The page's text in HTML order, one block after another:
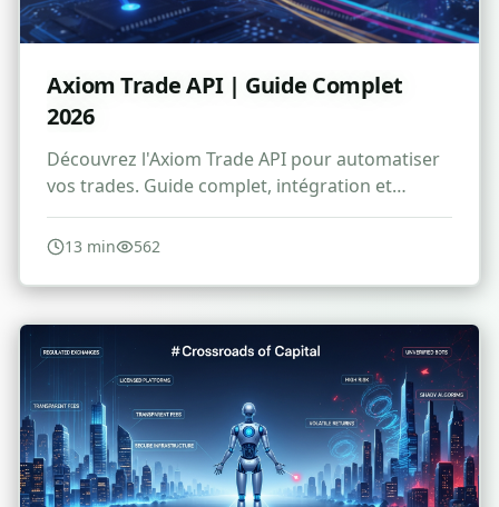
Axiom Trade API | Guide Complet
2026
Découvrez l'Axiom Trade API pour automatiser
vos trades. Guide complet, intégration et
meilleures pratiques 2026.
13 min 562